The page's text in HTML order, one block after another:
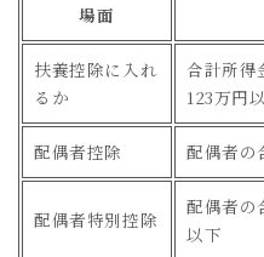
場面
扶養控除に入れ
るか
合計所得
123万円
配偶者控除 配偶者の
配偶者特別控除
配偶者の
以下